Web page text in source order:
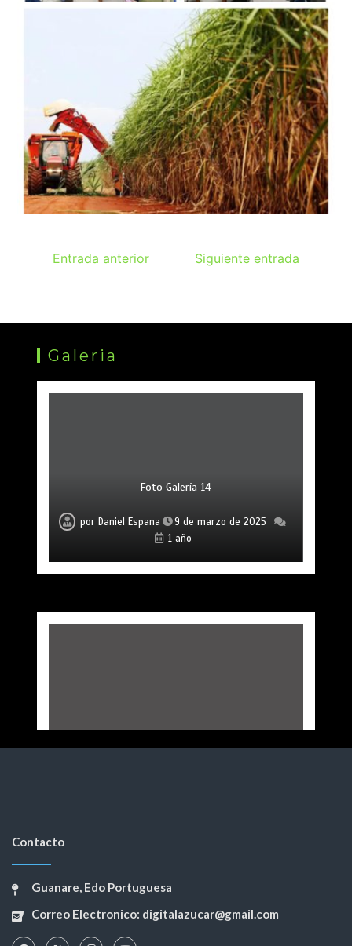
Entrada anterior Siguiente entrada
Galeria
Foto Galería 15
por Daniel Espana
9 de marzo de 2025
1 año
Foto Galería 14
por Daniel Espana
9 de marzo de 2025
1 año
Foto Galería 13
por Daniel Espana
9 de marzo de 2025
1 año
Contacto
Guanare, Edo Portuguesa
Correo Electronico: digitalazucar@gmail.com